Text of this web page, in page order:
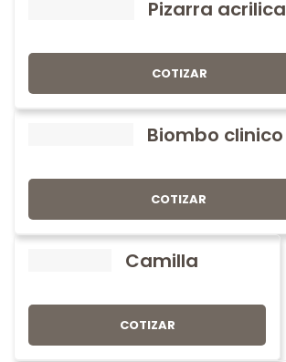
Pizarra acrilica
COTIZAR
Biombo clinico
COTIZAR
Camilla
COTIZAR